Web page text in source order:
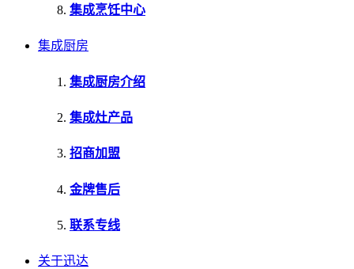
集成烹饪中心
集成厨房
集成厨房介绍
集成灶产品
招商加盟
金牌售后
联系专线
关于迅达